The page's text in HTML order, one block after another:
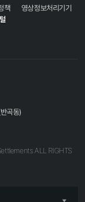
책
영상정보처리기기
곡동)
ALL RIGHTS